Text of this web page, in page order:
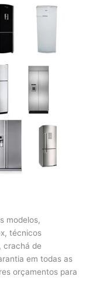
modelos,
técnicos
crachá de
em todas as
orçamentos para